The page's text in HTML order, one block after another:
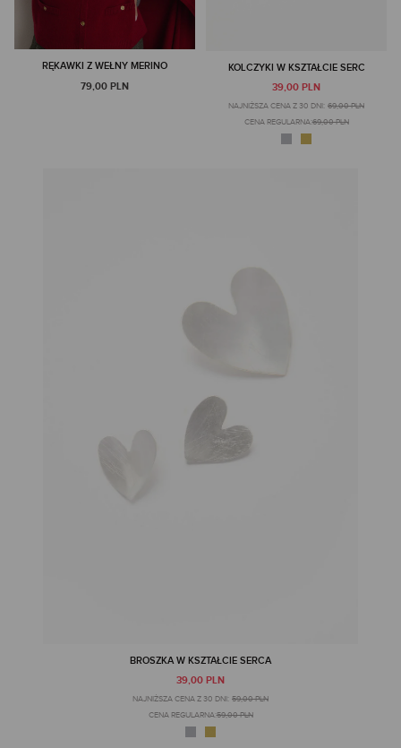
RĘKAWKI Z WEŁNY MERINO
79,00 PLN
KOLCZYKI W KSZTAŁCIE SERC
39,00 PLN
NAJNIŻSZA CENA Z 30 DNI: 69,00 PLN
CENA REGULARNA:69,00 PLN
BROSZKA W KSZTAŁCIE SERCA
39,00 PLN
NAJNIŻSZA CENA Z 30 DNI: 59,00 PLN
CENA REGULARNA:59,00 PLN